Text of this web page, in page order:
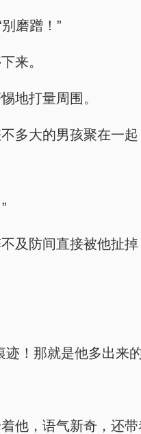
磨蹭！”
来。
地打量周围。
多大的男孩聚在一起
及防间直接被他扯
！那就是他多出来
他，语气新奇，还带